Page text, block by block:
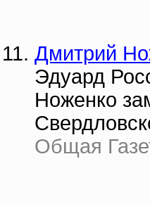
Дмитрий
Эдуард
Ноженко
Общая